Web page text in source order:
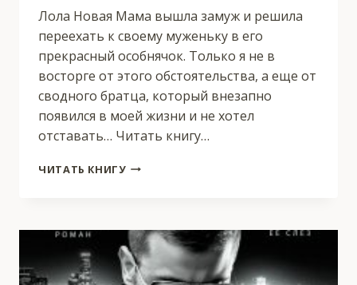
Лола Новая Мама вышла замуж и решила
переехать к своему муженьку в его
прекрасный особнячок. Только я не в
восторге от этого обстоятельства, а еще от
сводного братца, который внезапно
появился в моей жизни и не хотел
отставать… Читать книгу…
ЧИТАТЬ КНИГУЗАПРЕТНЫЙ